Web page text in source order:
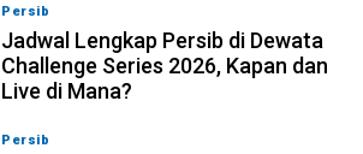
Persib
Jadwal Lengkap Persib di Dewata
Challenge Series 2026, Kapan dan
Live di Mana?
Persib